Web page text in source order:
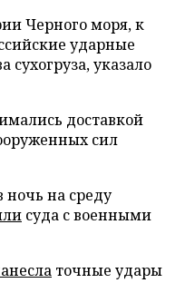
Черного моря, к
ударные
сухогруза, указало
доставкой
сил
ночь на среду
суда с военными
точные удары